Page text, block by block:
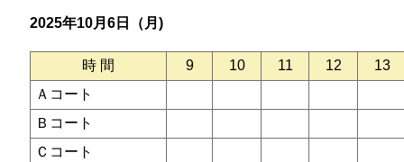
2025年10月6日（月)
時 間 9 10 11 12
13
Ａコート
Ｂコート
Ｃコート